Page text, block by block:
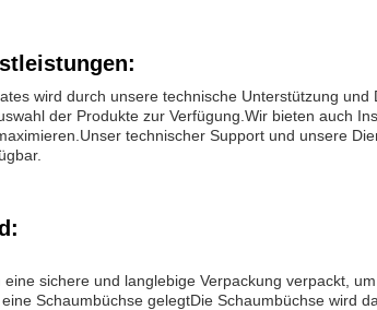
wird durch unsere technische Unterstützung
der Produkte zur Verfügung.Wir bieten auch
technischer Support und unsere
sichere und langlebige Verpackung verpackt,
Schaumbüchse gelegtDie Schaumbüchse wird